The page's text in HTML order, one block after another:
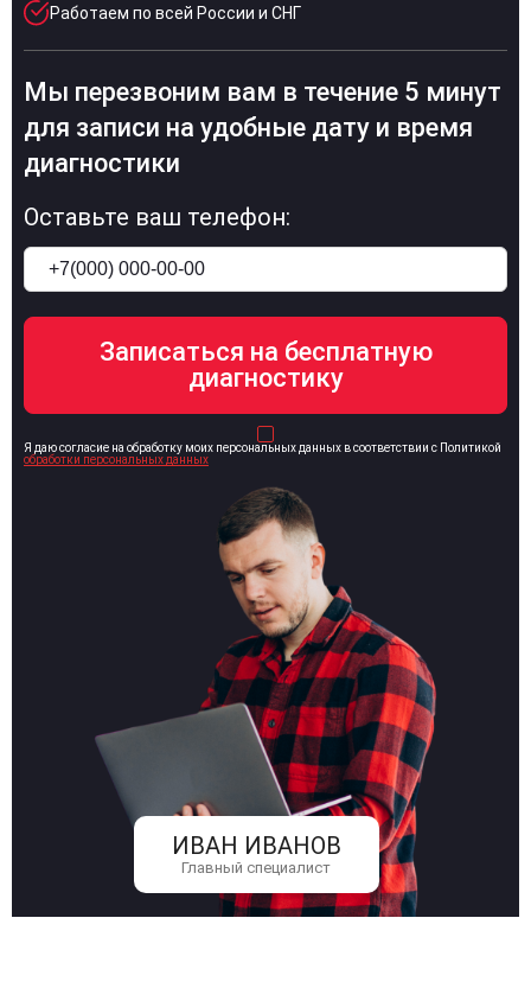
Работаем по всей России и СНГ
ИВАН ИВАНОВ
Главный специалист
Мы перезвоним вам в течение 5 минут
для записи на удобные дату и время
диагностики
Оставьте ваш телефон:
Я даю согласие на обработку моих персональных данных в соответствии с Политикой
обработки персональных данных